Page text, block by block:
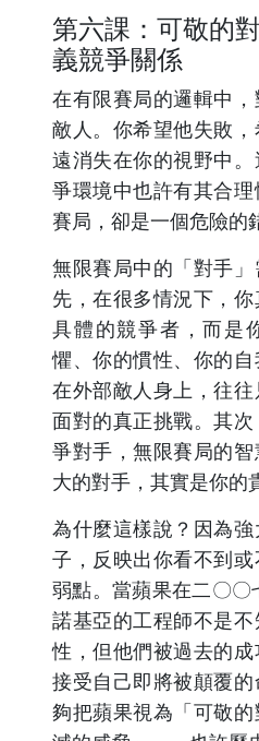
第六課：可敬的
義競爭關係
在有限賽局的邏輯中
敵人。你希望他失敗
遠消失在你的視野中
爭環境中也許有其合
賽局，卻是一個危險的
無限賽局中的「對手
先，在很多情況下，
具體的競爭者，而
懼、你的慣性、你的
在外部敵人身上，往
面對的真正挑戰。其
爭對手，無限賽局的
大的對手，其實是你的
為什麼這樣說？因為
子，反映出你看不到
弱點。當蘋果在二〇〇
諾基亞的工程師不是
性，但他們被過去的
接受自己即將被顛覆
夠把蘋果視為「可敬